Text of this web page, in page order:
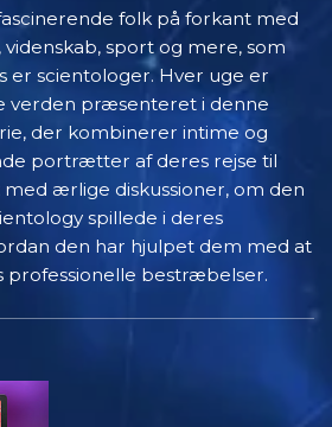
folk på forkant med
videnskab, sport og mere, som
er scientologer. Hver uge er
verden præsenteret i denne
der kombinerer intime og
portrætter af deres rejse til
ærlige diskussioner, om den
spillede i deres
den har hjulpet dem med at
professionelle bestræbelser.